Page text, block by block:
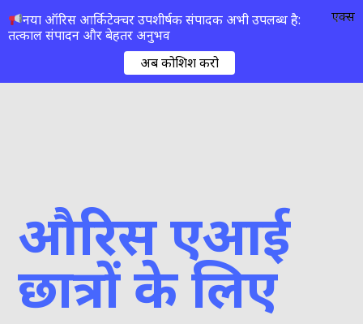
औरिस एआई
छात्रों के लिए
नया ऑरिस आर्किटेक्चर उपशीर्षक संपादक अभी उपलब्ध है:
तत्काल संपादन और बेहतर अनुभव
अब कोशिश करो
एक्स